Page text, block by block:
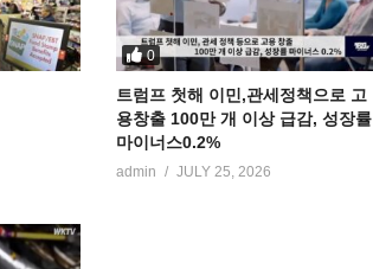
0
트럼프 첫해 이민,관세정책으로 고
용창출 100만 개 이상 급감, 성장률
마이너스0.2%
admin JULY 25, 2026